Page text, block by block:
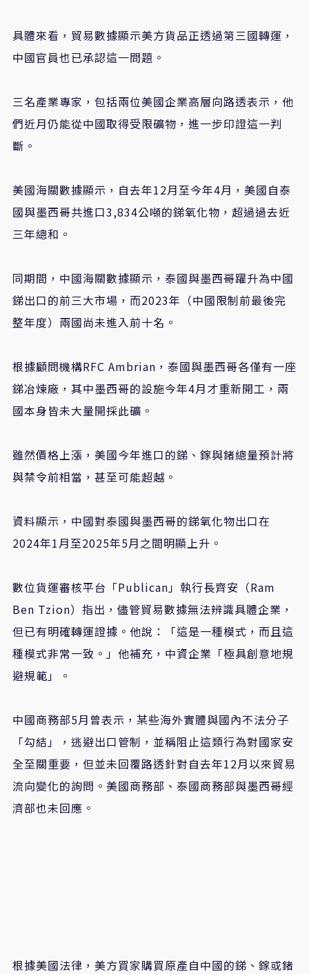
具體來看，貿易數據顯示美方貨品正透過第三國轉運，
中國官員也已承認這一問題。
三名產業專家，包括兩位美國企業高層向路透表示，他
們近月仍能從中國取得受限礦物，進一步印證這一判
斷。
美國海關數據顯示，自去年12月至今年4月，美國自泰
國與墨西哥共進口3,834公噸的銻氧化物，超過過去近
三年總和。
同期間，中國海關數據顯示，泰國與墨西哥躍升為中國
銻出口的前三大市場，而2023年（中國限制前最後完
整年度）兩國尚未進入前十名。
根據顧問機構RFC Ambrian ，泰國與墨西哥各僅有一座
銻冶煉廠，其中墨西哥的設施今年4月才重新開工，兩
國本身皆未大量開採此礦。
雖然價格上漲，美國今年進口的銻、鎵與鍺總量預計將
與禁令前相當，甚至可能超越。
資料顯示，中國對泰國與墨西哥的銻氧化物出口在
2024年1月至2025年5月之間明顯上升。
數位貨運審核平台「Publican」執行長齊安（Ram
Ben Tzion）指出，儘管貿易數據無法辨識具體企業，
但已有明確轉運證據。他說：「這是一種模式，而且這
種模式非常一致。」他補充，中資企業「極具創意地規
避規範」。
中國商務部5月曾表示，某些海外實體與國內不法分子
「勾結」，逃避出口管制，並稱阻止這類行為對國家安
全至關重要，但並未回覆路透針對自去年12月以來貿易
流向變化的詢問。美國商務部、泰國商務部與墨西哥經
濟部也未回應。
根據美國法律，美方買家購買原產自中國的銻、鎵或鍺